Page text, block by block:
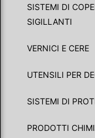
SISTEMI DI
SIGILLANTI
VERNICI E CERE
UTENSILI PER
SISTEMI DI
PRODOTTI